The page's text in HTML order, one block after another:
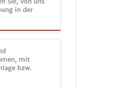
in der
mit
bzw.